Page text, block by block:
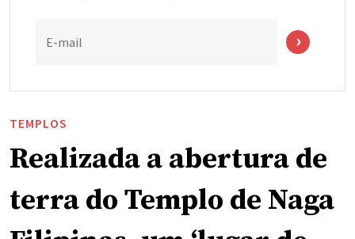
E-mail
TEMPLOS
Realizada a abertura de
terra do Templo de Naga